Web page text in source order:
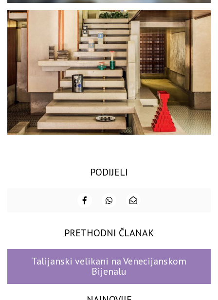
PODIJELI
PRETHODNI ČLANAK
Talijanski velikani na Venecijanskom
Bijenalu